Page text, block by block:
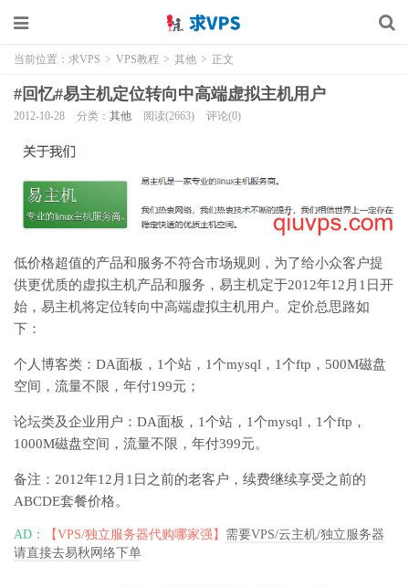
当前位置： 求VPS > VPS教程 > 其他 > 正文
#回忆#易主机定位转向中高端虚拟主机用户
2012-10-28 分类： 其他 阅读(2663) 评论(0)
低价格超值的产品和服务不符合市场规则，为了给小众客户提
供更优质的虚拟主机产品和服务，易主机定于2012年12月1日开
始，易主机将定位转向中高端虚拟主机用户。定价总思路如
下：
个人博客类：DA面板，1个站，1个mysql，1个ftp，500M磁盘
空间，流量不限，年付199元；
论坛类及企业用户：DA面板，1个站，1个mysql，1个ftp，
1000M磁盘空间，流量不限，年付399元。
备注：2012年12月1日之前的老客户，续费继续享受之前的
ABCDE套餐价格。
AD： 【VPS/独立服务器代购哪家强】 需要VPS/云主机/独立服务器
请直接去易秋网络下单